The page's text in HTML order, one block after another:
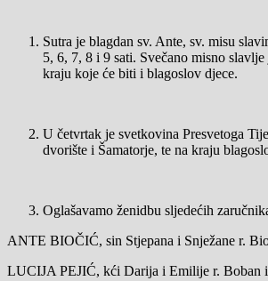
Sutra je blagdan sv. Ante, sv. misu
5, 6, 7, 8 i 9 sati. Svečano misno
kraju koje će biti i blagoslov djece.
U četvrtak je svetkovina Presvetoga
dvorište i Šamatorje, te na kraju
Oglašavamo ženidbu sljedećih
ANTE BIOČIĆ, sin Stjepana i Snježane r.
LUCIJA PEJIĆ, kći Darija i Emilije r. Boban